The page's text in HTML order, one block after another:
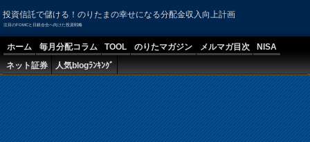
投資信託で儲ける！のりたまの幸せになる分配金収入向上計画
注目のFOMCと日銀会合へ向けた投資戦略
ホーム 毎月分配コラム TOOL のりたマガジン メルマガ目次
NISA
ネット証券
人気blogﾗﾝｷﾝｸﾞ